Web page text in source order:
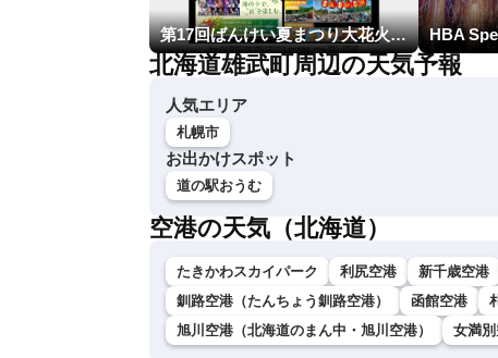
第17回ばんけい夏まつり大花火大会
北海道雄武町周辺の天気予報
人気エリア
札幌市
お出かけスポット
道の駅おうむ
空港の天気（北海道）
たきかわスカイパーク 利尻空港 新千歳空港
釧路空港（たんちょう釧路空港）
函館空港
旭川空港（北海道のまん中・旭川空港）
女満